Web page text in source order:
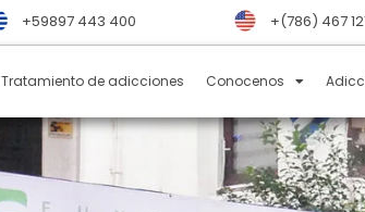
+59897 443 400 +(786) 467
Tratamiento de adicciones Conocenos